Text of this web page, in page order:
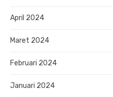
April 2024
Maret 2024
Februari 2024
Januari 2024